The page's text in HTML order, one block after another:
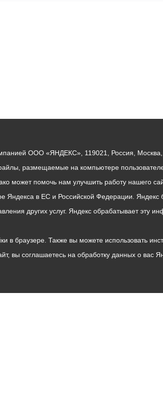
ООО «ЯНДЕКС», 119021, Россия,
размещаемые на компьютере
помочь нам улучшить работу нашего
Яндекса в ЕС и Российской Федерации.
других услуг. Яндекс обрабатывает эту
в браузере. Также вы можете использовать
вы соглашаетесь на обработку данных о вас